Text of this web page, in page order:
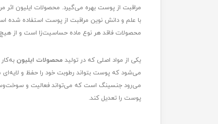
مراقبت از پوست بهره می‌گیرد. محصولات ایلیون
با علم و دانش نوین مراقبت از پوست استفاده شده
محصولات فاقد هر نوع ماده حساسیت‌زا است و از
یکی از مواد اصلی که در تولید محصولات ایلیون
می‌شود که پوست بتواند رطوبت خود را حفظ و لایه‌ای
می‌رود جنسینگ است که می‌تواند فعالیت و سوخت‌‌وساز
پوست را تعدیل کند.